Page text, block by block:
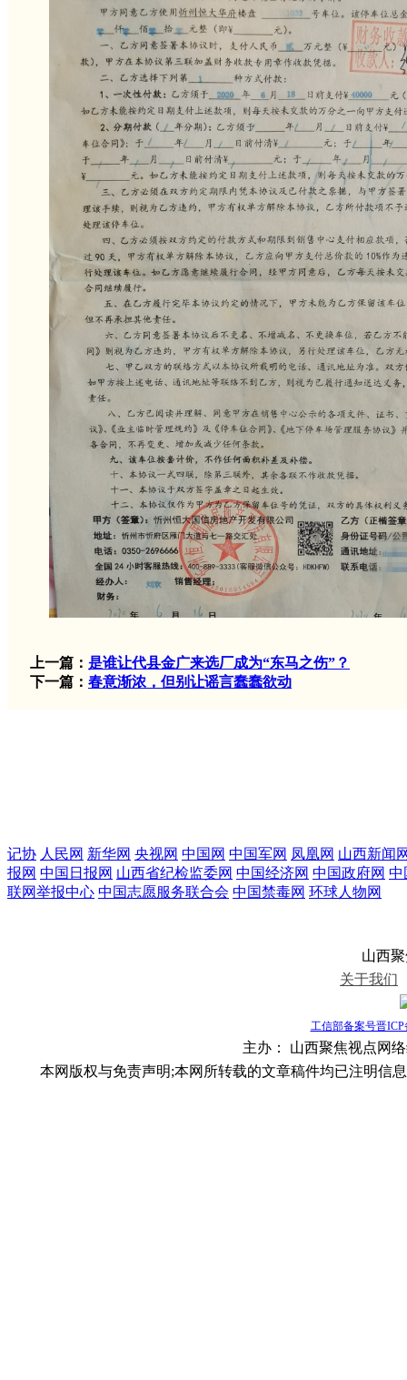
上一篇： 是谁让代县金广来选厂成为“东马之伤”？
下一篇： 春意渐浓，但别让谣言蠢蠢欲动
记协 人民网 新华网 央视网 中国网 中国军网 凤凰网 山西新闻
报网 中国日报网 山西省纪检监委网 中国经济网 中国政府网 中
联网举报中心 中国志愿服务联合会 中国禁毒网 环球人物网
山西聚
关于我们
工信部备案号晋ICP
主办：
山西聚焦视点网
本网版权与免责声明;本网所转载的文章稿件均已注明信